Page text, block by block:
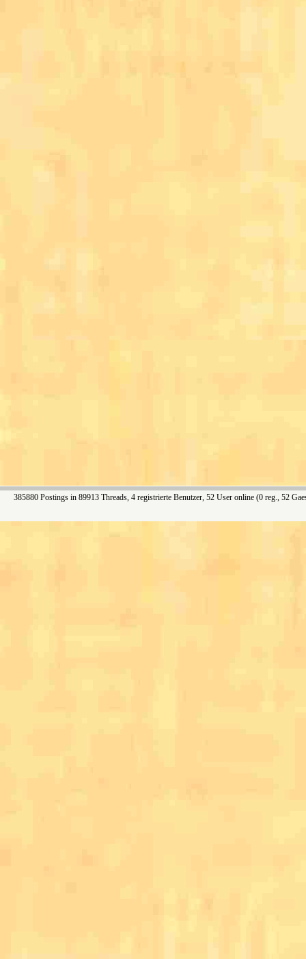
385880 Postings in 89913 Threads, 4 registrierte Benutzer, 52 User online (0 reg., 52